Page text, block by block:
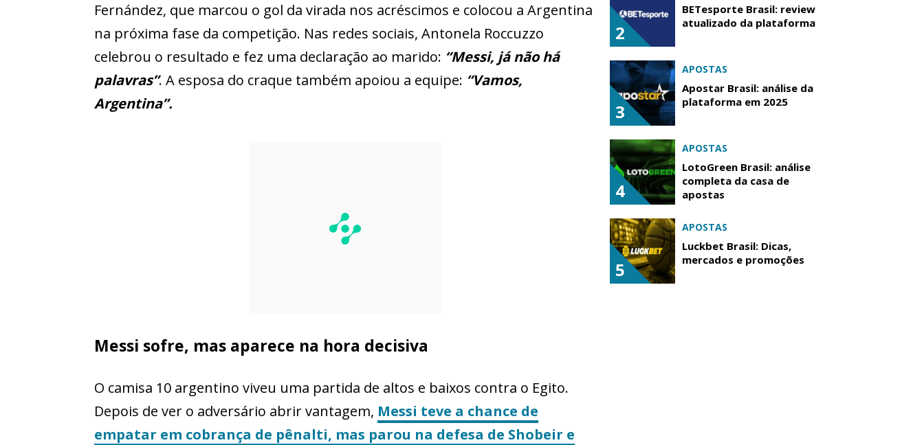
Fernández, que marcou o gol da virada nos acréscimos e colocou a Argentina
na próxima fase da competição. Nas redes sociais, Antonela Roccuzzo
celebrou o resultado e fez uma declaração ao marido: “Messi, já não há
palavras”. A esposa do craque também apoiou a equipe: “Vamos,
Argentina”.
Messi sofre, mas aparece na hora decisiva
O camisa 10 argentino viveu uma partida de altos e baixos contra o Egito.
Depois de ver o adversário abrir vantagem, Messi teve a chance de
empatar em cobrança de pênalti, mas parou na defesa de Shobeir e
2
BETesporte Brasil: review
atualizado da plataforma
3
APOSTAS
Apostar Brasil: análise da
plataforma em 2025
4
APOSTAS
LotoGreen Brasil: análise
completa da casa de
apostas
5
APOSTAS
Luckbet Brasil: Dicas,
mercados e promoções